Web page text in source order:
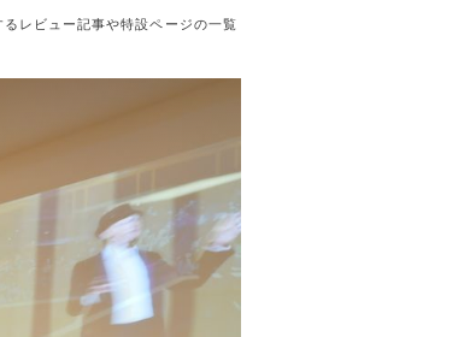
レビュー記事や特設ページの一覧